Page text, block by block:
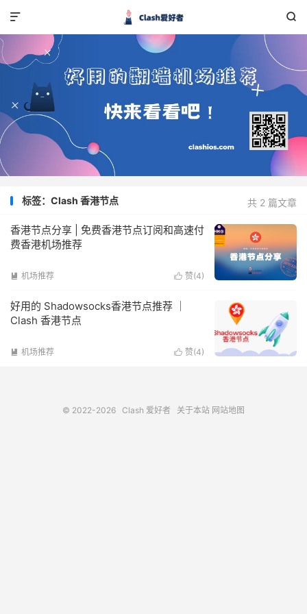


共 2 篇文章
标签：Clash 香港节点
香港节点分享 | 免费香港节点订阅和高速付
费香港机场推荐
 赞(4)
 机场推荐
好用的 Shadowsocks香港节点推荐 ｜
Clash 香港节点
 赞(4)
 机场推荐
© 2022-2026 Clash 爱好者 关于本站 网站地图